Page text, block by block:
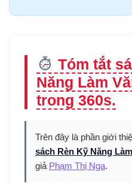
Tóm tắt
Năng Làm
trong 360s.
Trên đây là phần giới
sách Rèn Kỹ Năng
giả Phạm Thị Nga.